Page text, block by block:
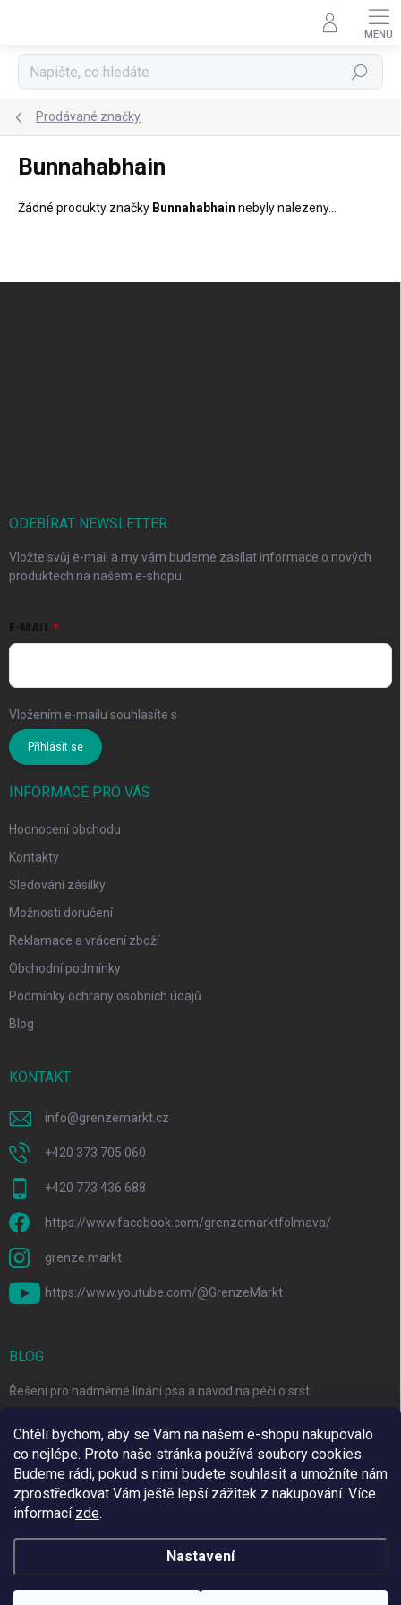
Chtěli bychom, aby se Vám na našem e-shopu nakupovalo
co nejlépe. Proto naše stránka používá soubory cookies.
Budeme rádi, pokud s nimi budete souhlasit a umožníte nám
zprostředkovat Vám ještě lepší zážitek z nakupování. Více
informací zde.
Nastavení
Hledat
Prodávané značky
Bunnahabhain
Žádné produkty značky Bunnahabhain nebyly nalezeny...
ODEBÍRAT NEWSLETTER
Vložte svůj e-mail a my vám budeme zasílat informace o nových
produktech na našem e-shopu.
E-MAIL
Vložením e-mailu souhlasíte s
Přihlásit se
INFORMACE PRO VÁS
Hodnocení obchodu
Kontakty
Sledování zásilky
Možnosti doručení
Reklamace a vrácení zboží
Obchodní podmínky
Podmínky ochrany osobních údajů
Blog
KONTAKT
info@grenzemarkt.cz
+420 373 705 060
+420 773 436 688
https://www.facebook.com/grenzemarktfolmava/
grenze.markt
https://www.youtube.com/@GrenzeMarkt
BLOG
Řešení pro nadměrné línání psa a návod na péči o srst
Top 6 značek pro domácí mazlíčky za skvělé ceny
Copyright 2026Grenze Markt Online. Všechna práva vyhrazena.Upravit